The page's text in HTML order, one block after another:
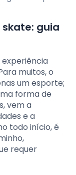
guia
muitos, o
um esporte;
forma de
vem a
e a
todo início, é
requer